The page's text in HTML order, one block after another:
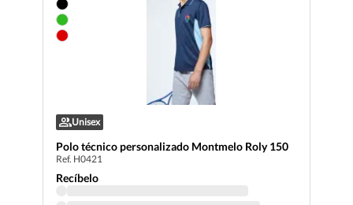
Unisex
Polo técnico personalizado Montmelo Roly 150
Ref. H0421
Recíbelo